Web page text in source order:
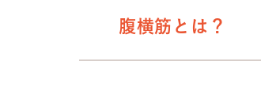
腹横筋とは？